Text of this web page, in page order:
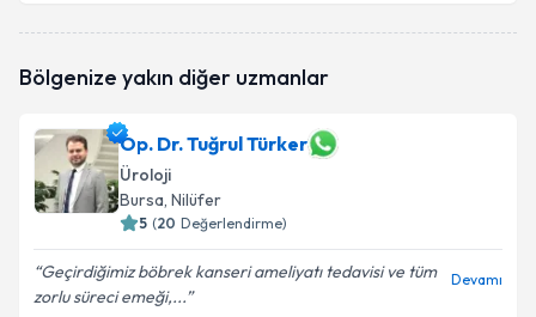
Bölgenize yakın diğer uzmanlar
Op. Dr. Tuğrul Türker
Üroloji
Bursa, Nilüfer
5 (20 Değerlendirme)
Geçirdiğimiz böbrek kanseri ameliyatı tedavisi ve tüm
zorlu süreci emeği,...
Devamı